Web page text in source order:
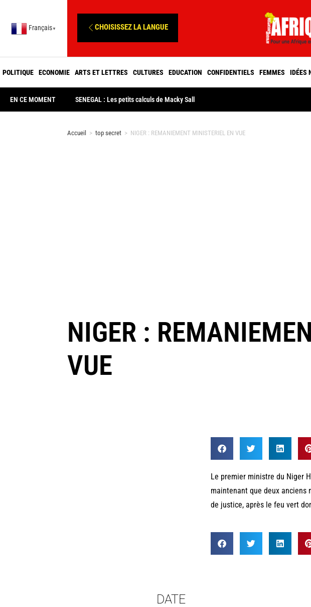
Français ▼ CHOISISSEZ LA LANGUE
POLITIQUE ECONOMIE ARTS ET LETTRES CULTURES EDUCATION CONFIDENTIELS FEMMES IDÉES
EN CE MOMENT SENEGAL : Les petits calculs de Macky Sall
Accueil > top secret > NIGER : REMANIEMENT MINISTERIEL EN VUE
NIGER :
VUE
DATE
Le premier ministre du Niger
maintenant que deux anciens
de justice, après le feu vert